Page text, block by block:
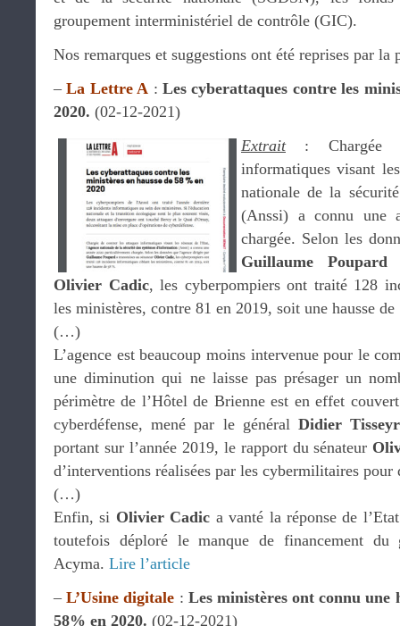
groupement interministériel de contrôle (GIC).
Nos remarques et suggestions ont été reprises par la
–La Lettre A :Les cyberattaques contre les
2020. (02-12-2021)
Extrait: Chargée
informatiques visant
nationale de la
(Anssi) a connu une
chargée. Selon les
Guillaume Poupard
Olivier Cadic, les cyberpompiers ont traité 128
les ministères, contre 81 en 2019, soit une hausse
(…)
L’agence est beaucoup moins intervenue pour le
une diminution qui ne laisse pas présager un
périmètre de l’Hôtel de Brienne est en effet
cyberdéfense, mené par le général Didier
portant sur l’année 2019, le rapport du sénateur
d’interventions réalisées par les cybermilitaires
(…)
Enfin, si Olivier Cadic a vanté la réponse de
toutefois déploré le manque de financement du
Acyma. Lire l’article
–L’Usine digitale : Les ministères ont connu une
58% en 2020. (02-12-2021)